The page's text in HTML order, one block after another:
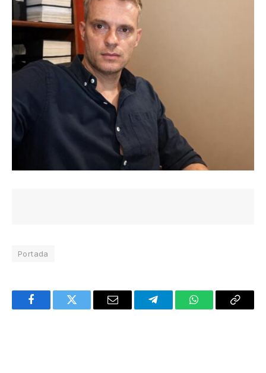
Portada
FacebookTwitter Email TelegramWhatsAppCopy